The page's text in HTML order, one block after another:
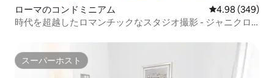
ローマのコンドミニアム レビュー349
4.98 (349)
時代を超越したロマンチックなスタジオ撮影 - ジャニクロ
スーパーホスト
スーパーホスト